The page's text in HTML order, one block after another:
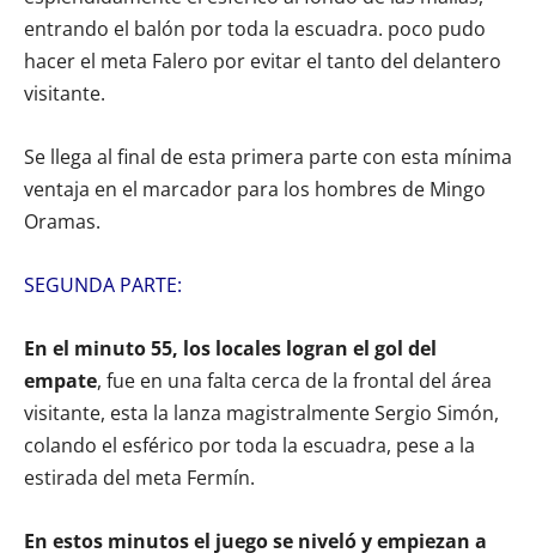
entrando el balón por toda la escuadra. poco pudo
hacer el meta Falero por evitar el tanto del delantero
visitante.
Se llega al final de esta primera parte con esta mínima
ventaja en el marcador para los hombres de Mingo
Oramas.
SEGUNDA PARTE:
En el minuto 55, los locales logran el gol del
empate, fue en una falta cerca de la frontal del área
visitante, esta la lanza magistralmente Sergio Simón,
colando el esférico por toda la escuadra, pese a la
estirada del meta Fermín.
En estos minutos el juego se niveló y empiezan a